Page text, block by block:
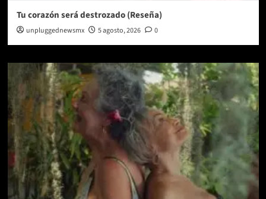
Tu corazón será destrozado (Reseña)
unpluggednewsmx 5 agosto, 2026 0